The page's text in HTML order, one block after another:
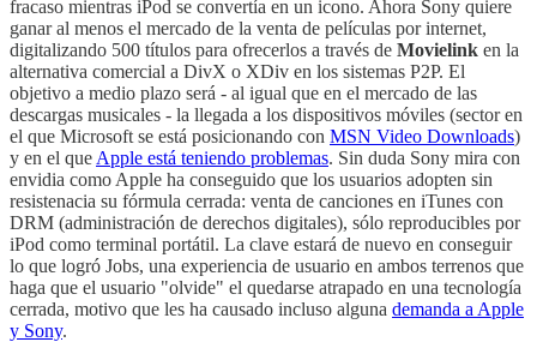
fracaso mientras iPod se convertía en un icono. Ahora Sony quiere
ganar al menos el mercado de la venta de películas por internet,
digitalizando 500 títulos para ofrecerlos a través de Movielink en la
alternativa comercial a DivX o XDiv en los sistemas P2P. El
objetivo a medio plazo será - al igual que en el mercado de las
descargas musicales - la llegada a los dispositivos móviles (sector en
el que Microsoft se está posicionando con MSN Video Downloads)
y en el que Apple está teniendo problemas. Sin duda Sony mira con
envidia como Apple ha conseguido que los usuarios adopten sin
resistenacia su fórmula cerrada: venta de canciones en iTunes con
DRM (administración de derechos digitales), sólo reproducibles por
iPod como terminal portátil. La clave estará de nuevo en conseguir
lo que logró Jobs, una experiencia de usuario en ambos terrenos que
haga que el usuario "olvide" el quedarse atrapado en una tecnología
cerrada, motivo que les ha causado incluso alguna demanda a Apple
y Sony.